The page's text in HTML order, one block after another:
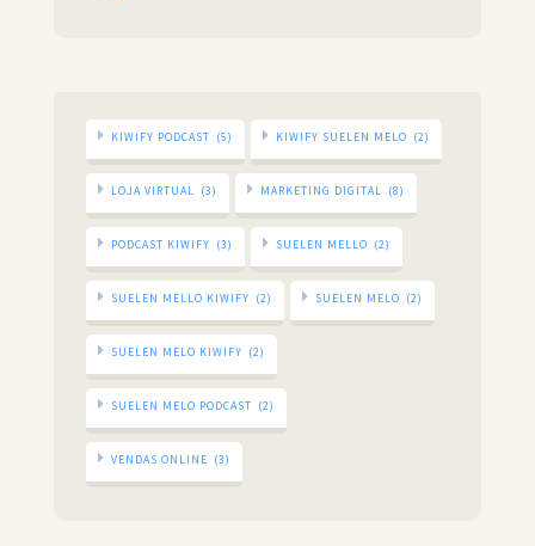
KIWIFY PODCAST (5) KIWIFY SUELEN MELO (2)
LOJA VIRTUAL (3) MARKETING DIGITAL (8)
PODCAST KIWIFY (3) SUELEN MELLO (2)
SUELEN MELLO KIWIFY (2) SUELEN MELO (2)
SUELEN MELO KIWIFY (2)
SUELEN MELO PODCAST (2)
VENDAS ONLINE (3)